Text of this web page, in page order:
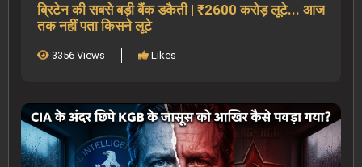
ब्रिटेन की सबसे बड़ी बैंक डकैती | ₹2600 करोड़ लूटे... आज
तक नहीं पता किसने लूटे
3356 Views Likes